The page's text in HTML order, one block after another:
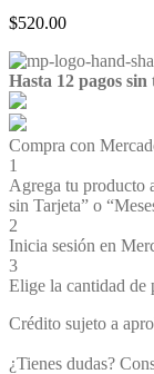
$520.00
Hasta 12 pagos
Compra con
1
Agrega tu producto
sin Tarjeta” o
2
Inicia sesión en
3
Elige la cantidad de
Crédito sujeto a
¿Tienes dudas?